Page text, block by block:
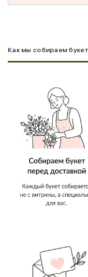
Как мы собираем букет